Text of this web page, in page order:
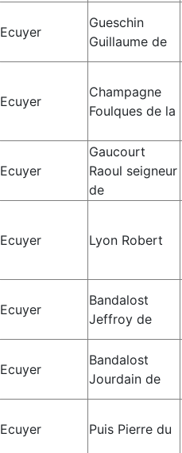
Ecuyer
Gueschin
Guillaume de
Ecuyer
Champagne
Foulques de la
Ecuyer
Gaucourt
Raoul seigneur
de
Ecuyer Lyon Robert
Ecuyer
Bandalost
Jeffroy de
Ecuyer
Bandalost
Jourdain de
Ecuyer Puis Pierre du